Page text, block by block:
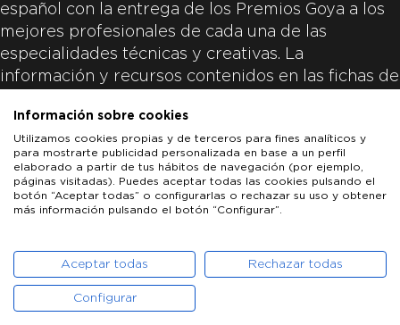
español con la entrega de los Premios Goya a los
mejores profesionales de cada una de las
especialidades técnicas y creativas. La
información y recursos contenidos en las fichas de
productoras de las películas y responsabilidad
única y exclusiva de las mismas.
ACADEMIA DE CINE
PATROCINADORES PRENSA CONTACTO
POLÍTICA DE COOKIES
Información sobre cookies
Utilizamos cookies propias y de terceros para fines analíticos y
para mostrarte publicidad personalizada en base a un perfil
elaborado a partir de tus hábitos de navegación (por ejemplo,
páginas visitadas). Puedes aceptar todas las cookies pulsando el
botón “Aceptar todas” o configurarlas o rechazar su uso y obtener
más información pulsando el botón “Configurar”.
Aceptar todas Rechazar todas
Configurar